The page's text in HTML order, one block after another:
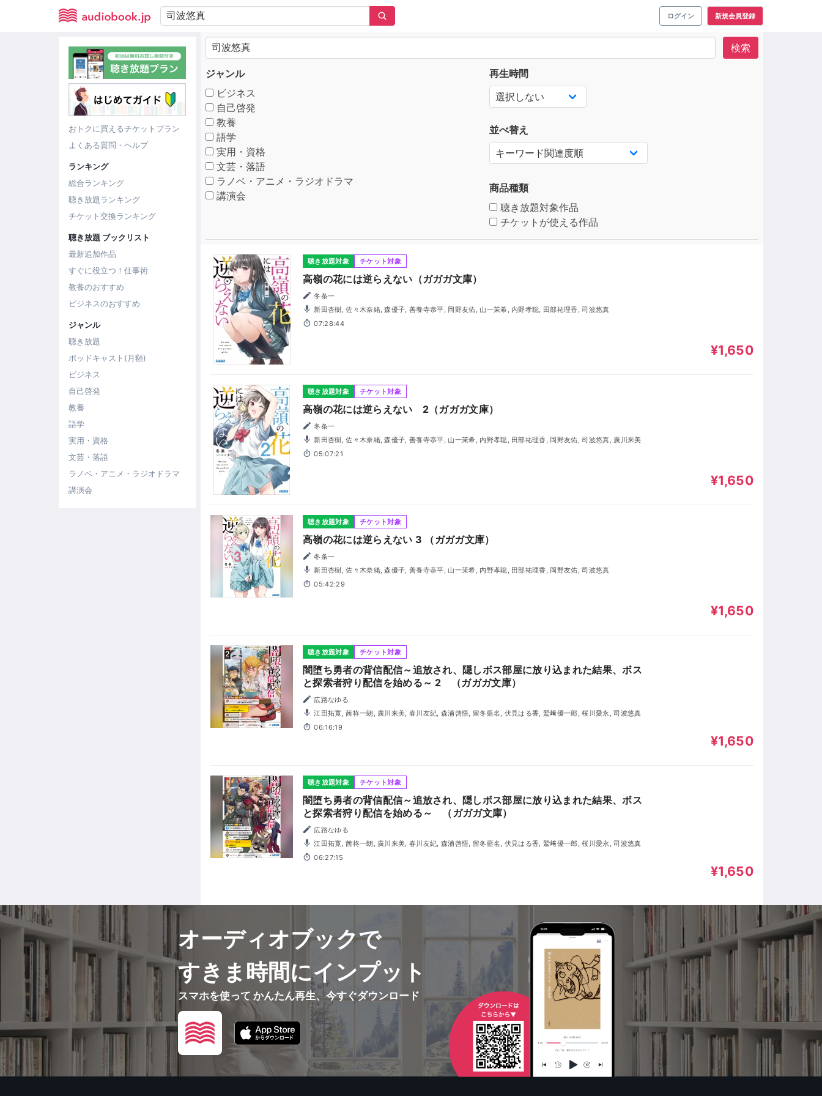
ログイン 新規会員登録
おトクに買えるチケットプラン
よくある質問・ヘルプ
ランキング
総合ランキング
聴き放題ランキング
チケット交換ランキング
聴き放題 ブックリスト
最新追加作品
すぐに役立つ！仕事術
教養のおすすめ
ビジネスのおすすめ
ジャンル
聴き放題
ポッドキャスト(月額)
ビジネス
自己啓発
教養
語学
実用・資格
文芸・落語
ラノベ・アニメ・ラジオドラマ
講演会
検索
ジャンル
ビジネス
自己啓発
教養
語学
実用・資格
文芸・落語
ラノベ・アニメ・ラジオドラマ
講演会
再生時間
並べ替え
商品種類
聴き放題対象作品
チケットが使える作品
聴き放題対象 チケット対象
高嶺の花には逆らえない（ガガガ文庫）
冬条一
新田杏樹, 佐々木奈緒, 森優子, 善養寺恭平, 岡野友佑, 山一茉希, 内野孝聡, 田部祐理香, 司波悠真
07:28:44
¥1,650
聴き放題対象 チケット対象
高嶺の花には逆らえない 2（ガガガ文庫）
冬条一
新田杏樹, 佐々木奈緒, 森優子, 善養寺恭平, 山一茉希, 内野孝聡, 田部祐理香, 岡野友佑, 司波悠真, 廣川来美
05:07:21
¥1,650
聴き放題対象 チケット対象
高嶺の花には逆らえない 3 （ガガガ文庫）
冬条一
新田杏樹, 佐々木奈緒, 森優子, 善養寺恭平, 山一茉希, 内野孝聡, 田部祐理香, 岡野友佑, 司波悠真
05:42:29
¥1,650
聴き放題対象 チケット対象
闇堕ち勇者の背信配信～追放され、隠しボス部屋に放り込まれた結果、ボス
と探索者狩り配信を始める～ 2 （ガガガ文庫）
広路なゆる
江田拓寛, 茜柊一朗, 廣川来美, 春川友紀, 森浦啓悟, 留冬藍名, 伏見はる香, 鷲﨑優一郎, 桜川愛永, 司波悠真
06:16:19
¥1,650
聴き放題対象 チケット対象
闇堕ち勇者の背信配信～追放され、隠しボス部屋に放り込まれた結果、ボス
と探索者狩り配信を始める～ （ガガガ文庫）
広路なゆる
江田拓寛, 茜柊一朗, 廣川来美, 春川友紀, 森浦啓悟, 留冬藍名, 伏見はる香, 鷲﨑優一郎, 桜川愛永, 司波悠真
06:27:15
¥1,650
オーディオブックで
すきま時間にインプット
スマホを使って かんたん再生、今すぐダウンロード